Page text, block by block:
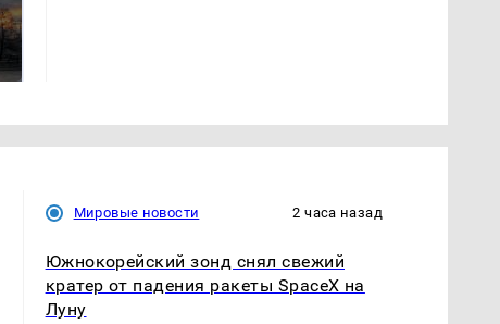
Мировые новости 2 часа назад
Южнокорейский зонд снял свежий
кратер от падения ракеты SpaceX на
Луну